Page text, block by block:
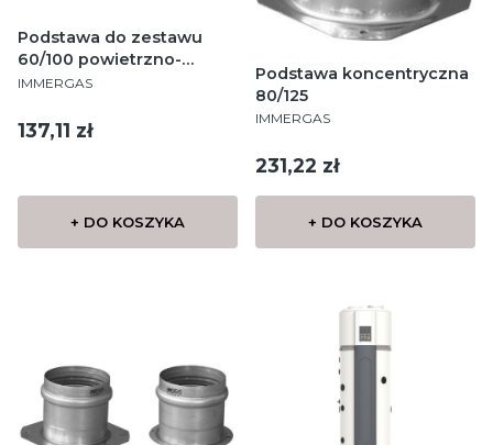
Podstawa do zestawu
60/100 powietrzno-
spalinowego
PRODUCENT
IMMERGAS
Cena
137,11 zł
+ DO KOSZYKA
Podstawa koncentryczna
80/125
PRODUCENT
IMMERGAS
Cena
231,22 zł
+ DO KOSZYKA